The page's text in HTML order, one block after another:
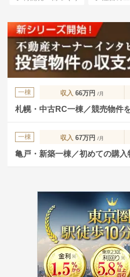
一棟 収入 66万円 /月
札幌・中古RC一棟／競売物件
一棟 収入 67万円 /月
亀戸・新築一棟／初めての購